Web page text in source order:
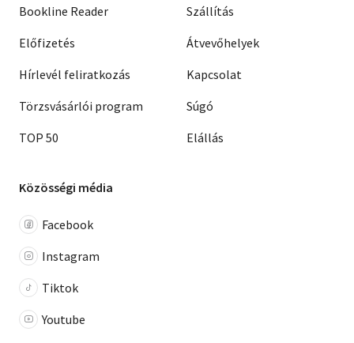
Bookline Reader
Előfizetés
Hírlevél feliratkozás
Törzsvásárlói program
TOP 50
Szállítás
Átvevőhelyek
Kapcsolat
Súgó
Elállás
Közösségi média
Facebook
Instagram
Tiktok
Youtube